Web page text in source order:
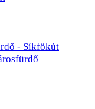
- Síkfőkút